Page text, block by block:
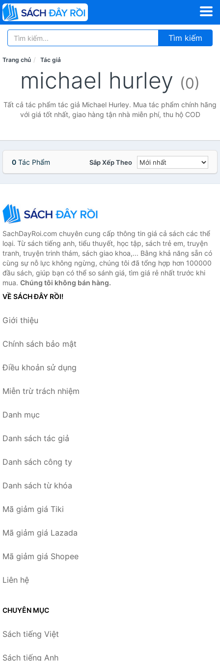
Tìm kiếm
Trang chủ Tác giả
michael hurley (0)
Tất cả tác phẩm tác giả Michael Hurley. Mua tác phẩm chính hãng
với giá tốt nhất, giao hàng tận nhà miễn phí, thu hộ COD
0 Tác Phẩm Sắp Xếp Theo
SachDayRoi.com chuyên cung cấp thông tin giá cả sách các thể
loại. Từ sách tiếng anh, tiểu thuyết, học tập, sách trẻ em, truyện
tranh, truyện trinh thám, sách giao khoa,... Bằng khả năng sẵn có
cùng sự nỗ lực không ngừng, chúng tôi đã tổng hợp hơn 100000
đầu sách, giúp bạn có thể so sánh giá, tìm giá rẻ nhất trước khi
mua. Chúng tôi không bán hàng.
VỀ SÁCH ĐÂY RỒI!
Giới thiệu
Chính sách bảo mật
Điều khoản sử dụng
Miễn trừ trách nhiệm
Danh mục
Danh sách tác giả
Danh sách công ty
Danh sách từ khóa
Mã giảm giá Tiki
Mã giảm giá Lazada
Mã giảm giá Shopee
Liên hệ
CHUYÊN MỤC
Sách tiếng Việt
Sách tiếng Anh